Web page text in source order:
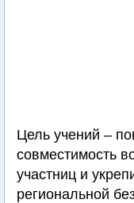
Цель учений –
совместимость
участниц и
региональной